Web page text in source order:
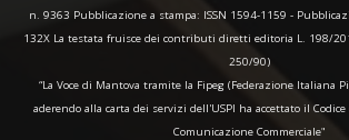
n. 9363 Pubblicazione a stampa: ISSN 1594-1159 -
132X La testata fruisce dei contributi diretti editoria L. 198/
250/90)
“La Voce di Mantova tramite la Fipeg (Federazione Italiana
aderendo alla carta dei servizi dell'USPI ha accettato il
Comunicazione Commerciale"